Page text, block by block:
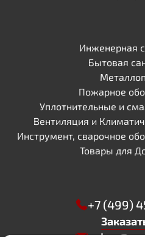
Инженерная
Бытовая
Пожарное
Уплотнительные и
Вентиляция и
Инструмент, сварочное
Товары для
+7 (499)